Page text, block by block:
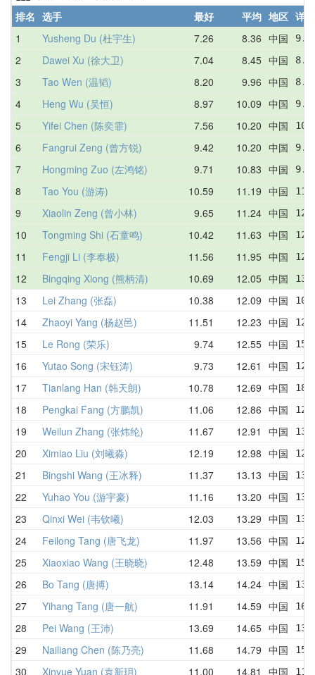
排名 选手 最好 平均 地区 详情
1
Yusheng Du (杜宇生) 7.26 8.36 中国
2 Dawei Xu (徐大卫) 7.04 8.45 中国
3 Tao Wen (温韬) 8.20 9.96 中国
4 Heng Wu (吴恒) 8.97 10.09 中国
5 Yifei Chen (陈奕霏) 7.56 10.20 中国
6 Fangrui Zeng (曾方锐) 9.42 10.20 中国
7 Hongming Zuo (左鸿铭) 9.71 10.83 中国
8 Tao You (游涛) 10.59 11.19 中国
9 Xiaolin Zeng (曾小林) 9.65 11.24 中国
10 Tongming Shi (石童鸣) 10.42 11.63 中国
11 Fengji Li (李奉极) 11.56 11.95 中国
12 Bingqing Xiong (熊柄清) 10.69 12.05 中国
13 Lei Zhang (张磊) 10.38 12.09 中国
14 Zhaoyi Yang (杨赵邑) 11.51 12.23 中国
15 Le Rong (荣乐) 9.74 12.55 中国
16 Yutao Song (宋钰涛) 9.73 12.61 中国
17 Tianlang Han (韩天朗) 10.78 12.69 中国
18 Pengkai Fang (方鹏凯) 11.06 12.86 中国
19 Weilun Zhang (张炜纶) 11.67 12.91 中国
20 Ximiao Liu (刘曦淼) 12.19 12.98 中国
21 Bingshi Wang (王冰释) 11.37 13.13 中国
22 Yuhao You (游宇豪) 11.16 13.20 中国
23 Qinxi Wei (韦钦曦) 12.03 13.29 中国
24 Feilong Tang (唐飞龙) 11.97 13.56 中国
25 Xiaoxiao Wang (王晓晓) 12.48 13.59 中国
26 Bo Tang (唐搏) 13.14 14.24 中国
27 Yihang Tang (唐一航) 11.91 14.59 中国
28 Pei Wang (王沛) 13.69 14.65 中国
29 Nailiang Chen (陈乃亮) 11.68 14.79 中国
30 Xinyue Yuan (袁新玥) 11.00 14.81 中国